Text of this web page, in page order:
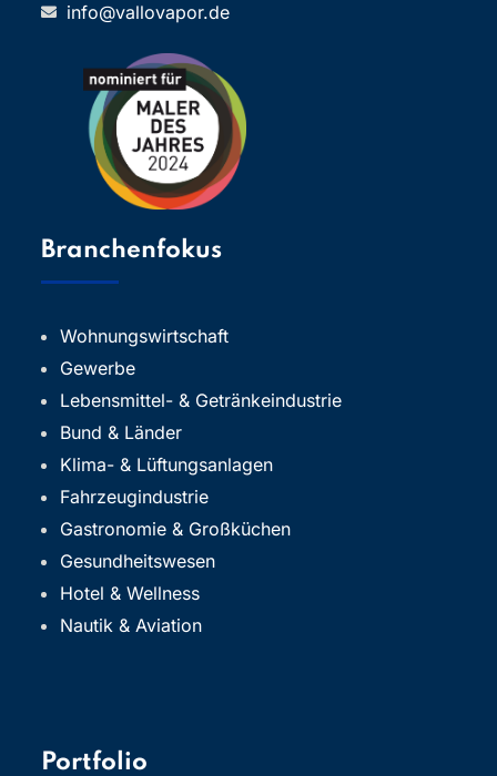
info@vallovapor.de
Branchenfokus
Wohnungswirtschaft
Gewerbe
Lebensmittel- & Getränkeindustrie
Bund & Länder
Klima- & Lüftungsanlagen
Fahrzeugindustrie
Gastronomie & Großküchen
Gesundheitswesen
Hotel & Wellness
Nautik & Aviation
Portfolio